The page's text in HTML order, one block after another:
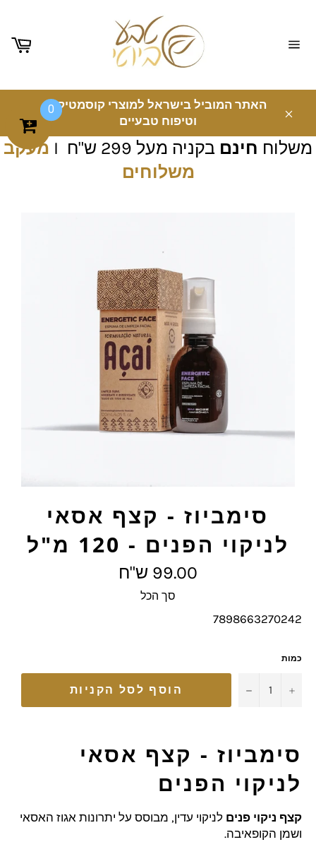
האתר המוביל בישראל למוצרי קוסמטיקה
וטיפוח טבעיים
משלוח חינם בקניה מעל 299 ש"ח I
מעקב
משלוחים
סימביוז - קצף אסאי
לניקוי הפנים - 120 מ"ל
מחיר
מלא
99.00 ש"ח
סך הכל
7898663270242
כמות
− + הוסף לסל הקניות
סימביוז - קצף אסאי
לניקוי הפנים
קצף ניקוי פנים לניקוי עדין, מבוסס על יתרונות אגוז האסאי
ושמן הקופאיבה.
0